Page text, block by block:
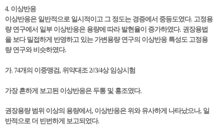
4. 이상반응
이상반응은 일반적으로 일시적이고 그 정도는 경증에서 중등도였다. 고정용
량 연구에서 일부 이상반응은 용량에 따라 발현율이 증가하였다. 권장용법
을 보다 밀접하게 반영하고 있는 가변용량 연구의 이상반응 특성도 고정용
량 연구와 비슷하였다.
가. 74개의 이중맹검, 위약대조 2//3/4상 임상시험
가장 흔하게 보고된 이상반응은 두통 및 홍조였다.
권장용량 범위 이상의 용량에서, 이상반응은 위와 유사하게 나타났으나, 일
반적으로 더 빈번하게 보고되었다.